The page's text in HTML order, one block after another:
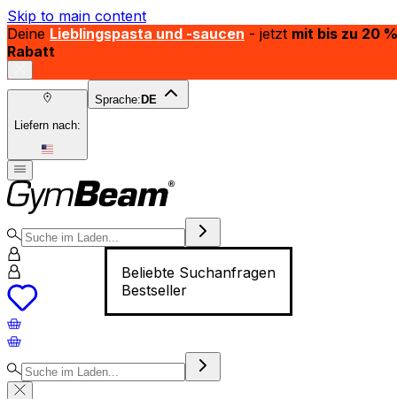
Skip to main content
Deine Lieblingspasta und -saucen - jetzt mit bis zu 20 %
Rabatt
Liefern nach:
Sprache: DE
Beliebte Suchanfragen
Bestseller